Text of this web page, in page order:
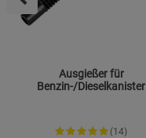
Ausgießer für
Benzin-/Dieselkanister
(14)